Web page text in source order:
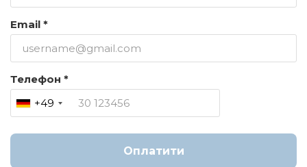
Email *
Телефон *
+49
Оплатити